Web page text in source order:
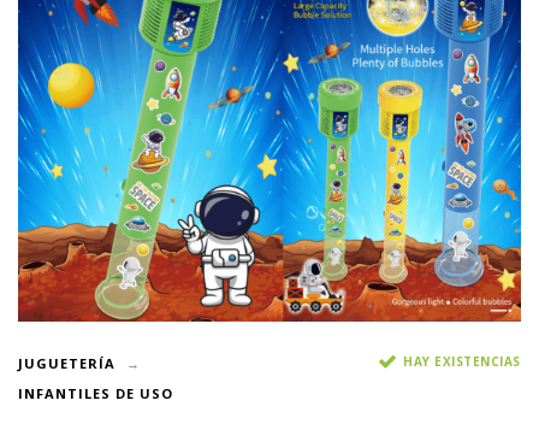
JUGUETERÍA
INFANTILES DE USO
HAY EXISTENCIAS